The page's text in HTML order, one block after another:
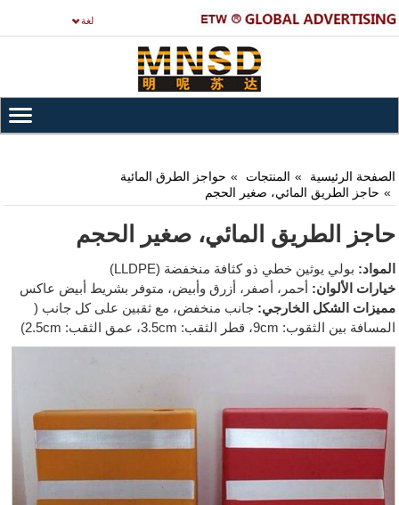
لغة
الصفحة الرئيسية المنتجات
حواجز الطرق المائية
حاجز الطريق المائي، صغير الحجم
حاجز الطريق المائي، صغير الحجم
المواد: بولي يوثين خطي ذو كثافة منخفضة (LLDPE)
خيارات الألوان: أحمر، أصفر، أزرق وأبيض، متوفر بشريط أبيض عاكس
مميزات الشكل الخارجي: جانب منخفض، مع ثقبين على كل جانب (
المسافة بين الثقوب: 9cm، قطر الثقب: 3.5cm، عمق الثقب: 2.5cm)